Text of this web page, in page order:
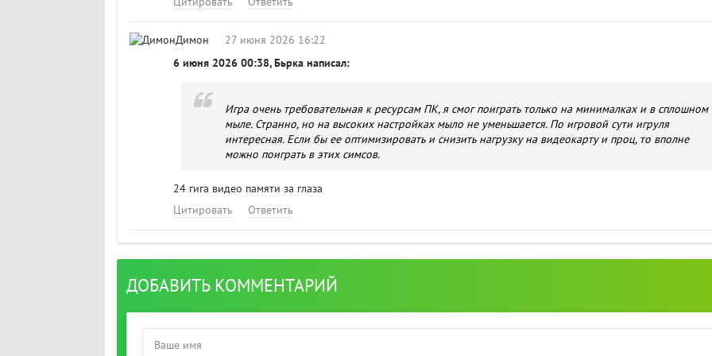
Димон
27 июня 2026 16:22
6 июня 2026 00:38, Бьрка написал:
Игра очень требовательная к ресурсам ПК, я смог поиграть только на минималках и в сплошном
мыле. Странно, но на высоких настройках мыло не уменьшается. По игровой сути игруля
интересная. Если бы ее оптимизировать и снизить нагрузку на видеокарту и проц, то вполне
можно поиграть в этих симсов.
24 гига видео памяти за глаза
Цитировать
Ответить
ДОБАВИТЬ КОММЕНТАРИЙ